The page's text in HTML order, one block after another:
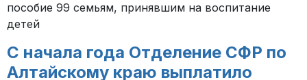
пособие 99 семьям, принявшим на воспитание
детей
С начала года Отделение СФР по
Алтайскому краю выплатило